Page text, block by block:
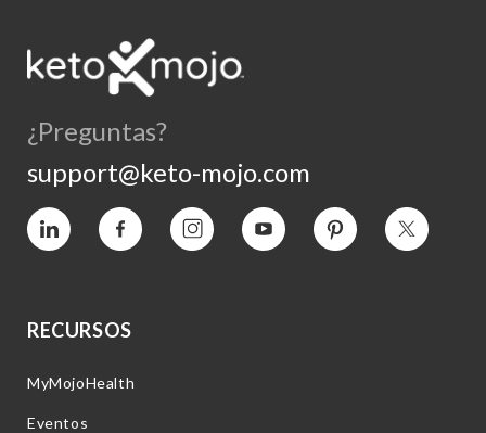
¿Preguntas?
support@keto-mojo.com
Vimeo Facebook InstagramYouTube Pinterest Twitter
RECURSOS
MyMojoHealth
Eventos